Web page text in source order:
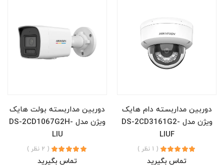
دوربین مداربسته دام هایک
ویژن مدل DS-2CD3161G2-
LIUF
( 1 نظر )
تماس بگیرید
دوربین مداربسته بولت هایک
ویژن مدل DS-2CD1067G2H-
LIU
( 2 نظر )
تماس بگیرید